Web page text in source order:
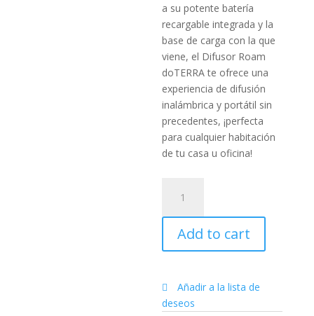
a su potente batería
recargable integrada y la
base de carga con la que
viene, el Difusor Roam
doTERRA te ofrece una
experiencia de difusión
inalámbrica y portátil sin
precedentes, ¡perfecta
para cualquier habitación
de tu casa u oficina!
Roam
dōTERRA
quantity
Add to cart
Añadir a la lista de
deseos